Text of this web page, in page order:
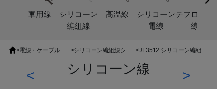
軍用線
シリコーン
編組線
高温線
シリコーン
電線
テフロン電
線
> 電線・ケーブルの分類 > >
< シリコーン線 >